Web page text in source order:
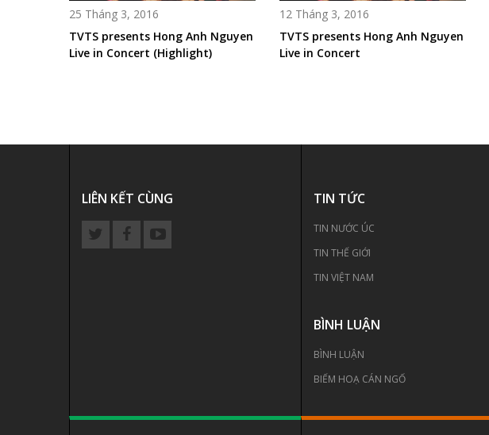
25 Tháng 3, 2016
TVTS presents Hong Anh Nguyen
Live in Concert (Highlight)
12 Tháng 3, 2016
TVTS presents Hong Anh Nguyen
Live in Concert
LIÊN KẾT CÙNG TIN TỨC
TIN NƯỚC ÚC
TIN THẾ GIỚI
TIN VIỆT NAM
BÌNH LUẬN
BÌNH LUẬN
BIẾM HOẠ CÁN NGỐ